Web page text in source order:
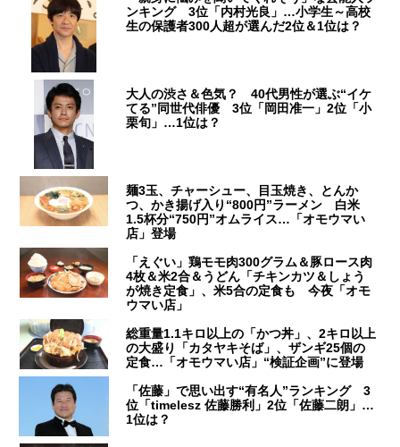
ンキング 3位「内村光良」…小学生～高校
生の保護者300人超が選んだ2位＆1位は？
大人の渋さ＆色気？ 40代男性が選ぶ“イケ
てる”同世代俳優 3位「岡田准一」2位「小
栗旬」…1位は？
麺3玉、チャーシュー、目玉焼き、とんか
つ、かき揚げ入り“800円”ラーメン 白米
1.5杯分“750円”オムライス…「オモウマい
店」登場
「えぐい」鶏モモ肉300グラム＆豚ロース肉
4枚＆米2合＆うどん「チキンカツ＆しょう
が焼き定食」、米5合の定食も 今夜「オモ
ウマい店」
総重量1.1キロ以上の「かつ丼」、2キロ以上
の大盛り「カタヤキそば」、ザンギ25個の
定食…「オモウマい店」“検証企画”に登場
「佐藤」で思い出す“有名人”ランキング 3
位「timelesz 佐藤勝利」2位「佐藤二朗」…
1位は？